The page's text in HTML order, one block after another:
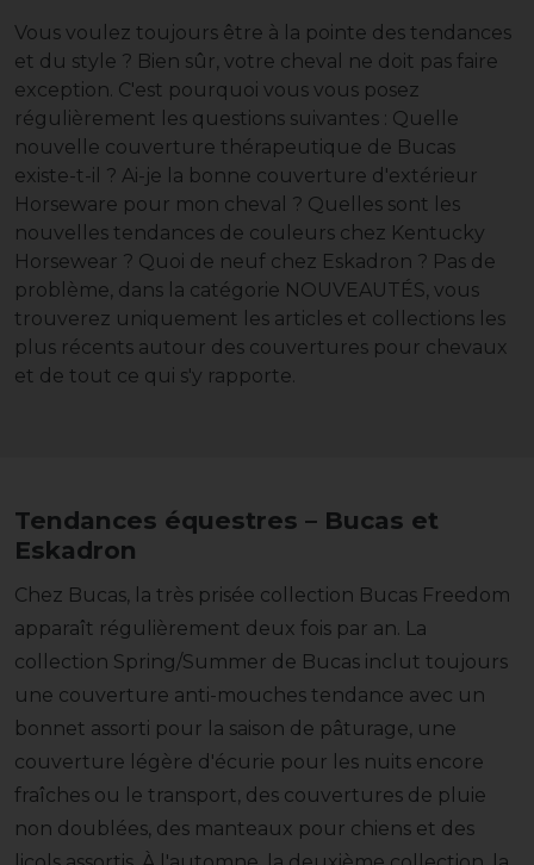
Vous voulez toujours être à la pointe des tendances
et du style ? Bien sûr, votre cheval ne doit pas faire
exception. C'est pourquoi vous vous posez
régulièrement les questions suivantes : Quelle
nouvelle couverture thérapeutique de Bucas
existe-t-il ? Ai-je la bonne couverture d'extérieur
Horseware pour mon cheval ? Quelles sont les
nouvelles tendances de couleurs chez Kentucky
Horsewear ? Quoi de neuf chez Eskadron ? Pas de
problème, dans la catégorie NOUVEAUTÉS, vous
trouverez uniquement les articles et collections les
plus récents autour des couvertures pour chevaux
et de tout ce qui s'y rapporte.
Tendances équestres – Bucas et
Eskadron
Chez Bucas, la très prisée collection Bucas Freedom
apparaît régulièrement deux fois par an. La
collection Spring/Summer de Bucas inclut toujours
une couverture anti-mouches tendance avec un
bonnet assorti pour la saison de pâturage, une
couverture légère d'écurie pour les nuits encore
fraîches ou le transport, des couvertures de pluie
non doublées, des manteaux pour chiens et des